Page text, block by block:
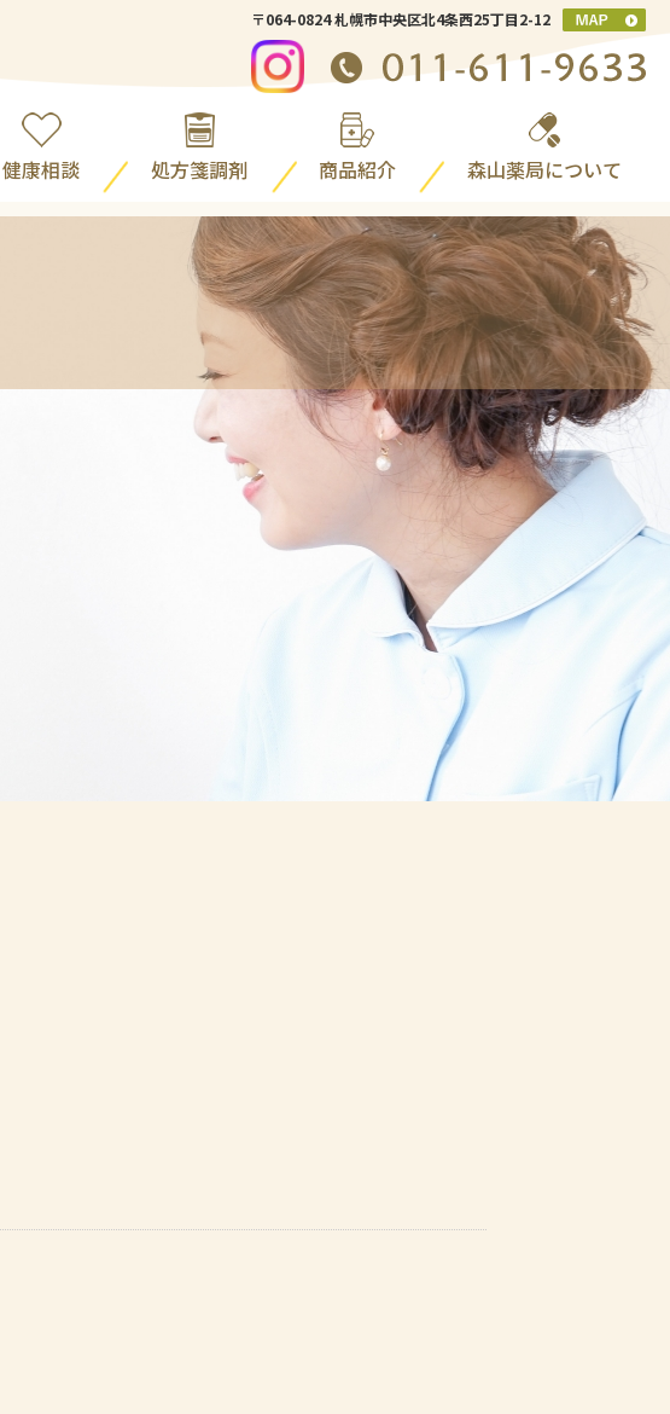
〒064-0824 札幌市中央区北4条西25丁目2-12
健康相談 処方箋調剤 商品紹介 森山薬局について